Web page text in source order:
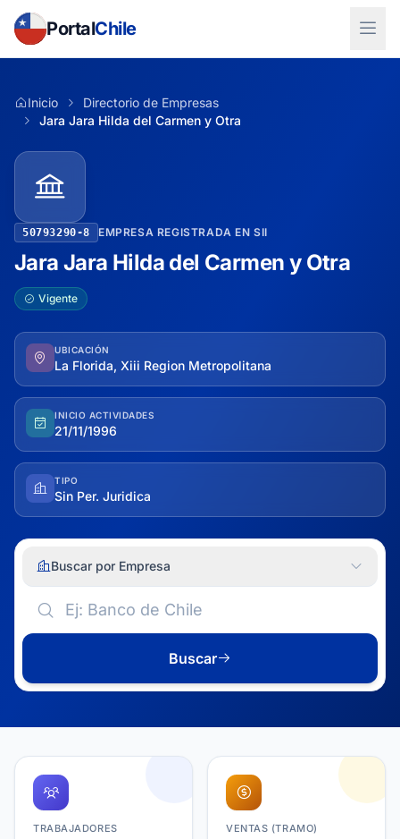
PortalChile
Inicio
Directorio de Empresas
Jara Jara Hilda del Carmen y Otra
50793290-8 EMPRESA REGISTRADA EN SII
Jara Jara Hilda del Carmen y Otra
Vigente
UBICACIÓN
La Florida, Xiii Region Metropolitana
INICIO ACTIVIDADES
21/11/1996
TIPO
Sin Per. Juridica
Buscar por Empresa
Buscar
TRABAJADORES VENTAS (TRAMO)